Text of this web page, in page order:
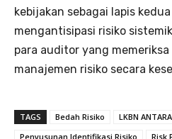
kebijakan sebagai lapis
mengantisipasi risiko
para auditor yang
manajemen risiko secara
TAGS Bedah Risiko
LKBN ANTARA
Penyusunan Identifikasi Risiko
Risk